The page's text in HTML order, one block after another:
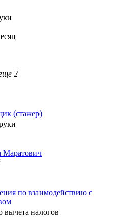
2
(стажер)
Маратович
по взаимодействию с
вычета налогов